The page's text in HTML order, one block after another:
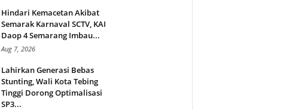
Hindari Kemacetan Akibat
Semarak Karnaval SCTV, KAI
Daop 4 Semarang Imbau...
Aug 7, 2026
Lahirkan Generasi Bebas
Stunting, Wali Kota Tebing
Tinggi Dorong Optimalisasi
SP3...